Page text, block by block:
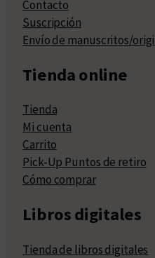
Contacto
Suscripción
Envío de manuscritos/
Tienda online
Tienda
Mi cuenta
Carrito
Pick-Up Puntos de retiro
Cómo comprar
Libros digitales
Tienda de libros digitales